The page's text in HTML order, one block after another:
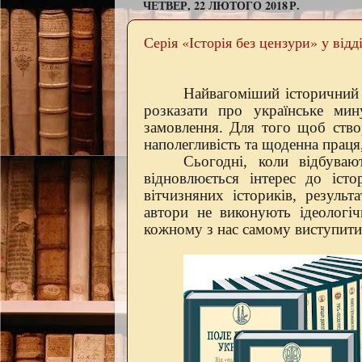
ЧЕТВЕР, 22 ЛЮТОГО 2018 Р.
Серія «Історія без цензури» у
Найвагоміший
розказати про українське
замовлення. Для того щоб
наполегливість та щоденна
Сьогодні, коли
відновлюється інтерес до
вітчизняних істориків,
автори не виконують
кожному з нас самому